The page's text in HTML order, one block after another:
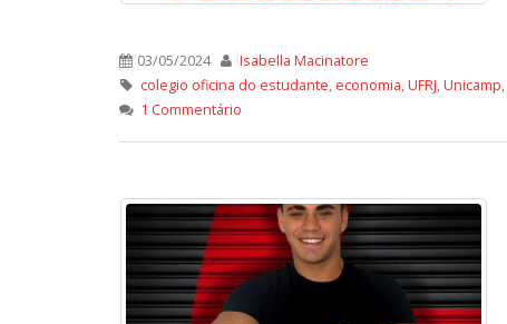
03/05/2024
Isabella Macinatore
colegio oficina do estudante, economia,UFRJ,Unicamp,
1 Commentário